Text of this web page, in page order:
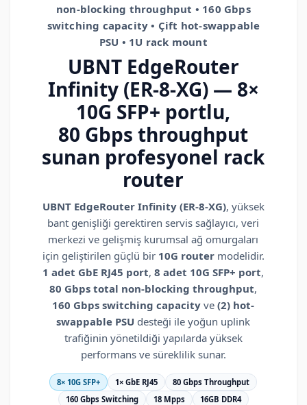
non-blocking throughput • 160 Gbps
switching capacity • Çift hot-swappable
PSU • 1U rack mount
UBNT EdgeRouter
Infinity (ER-8-XG) — 8×
10G SFP+ portlu,
80 Gbps throughput
sunan profesyonel rack
router
UBNT EdgeRouter Infinity (ER-8-XG), yüksek
bant genişliği gerektiren servis sağlayıcı, veri
merkezi ve gelişmiş kurumsal ağ omurgaları
için geliştirilen güçlü bir 10G routermodelidir.
1 adet GbE RJ45 port,8 adet 10G SFP+ port,
80 Gbps total non-blocking throughput,
160 Gbps switching capacity ve(2) hot-
swappable PSU desteği ile yoğun uplink
trafiğinin yönetildiği yapılarda yüksek
performans ve süreklilik sunar.
8× 10G SFP+ 1× GbE RJ45
80 Gbps Throughput
160 Gbps Switching
18 Mpps
16GB DDR4